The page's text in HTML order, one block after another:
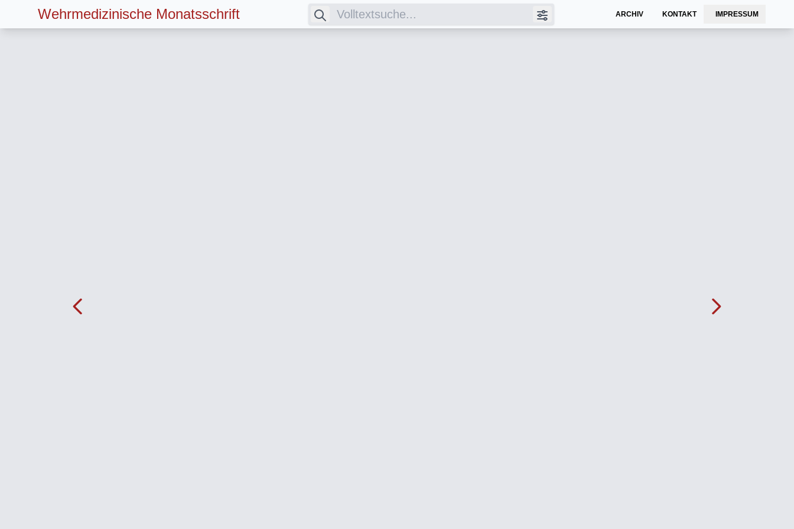
Wehrmedizinische Monatsschrift ARCHIV KONTAKT IMPRESSUM